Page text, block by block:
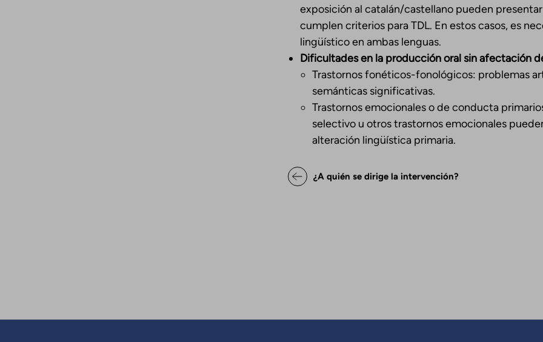
exposición al catalán/castellano pueden
cumplen criterios para TDL. En estos casos, es
lingüístico en ambas lenguas.
Dificultades en la producción oral sin afectación
Trastornos fonéticos-fonológicos: problemas
semánticas significativas.
Trastornos emocionales o de conducta
selectivo u otros trastornos emocionales
alteración lingüística primaria.
Enlaces transversales de
¿A quién se dirige la intervención?